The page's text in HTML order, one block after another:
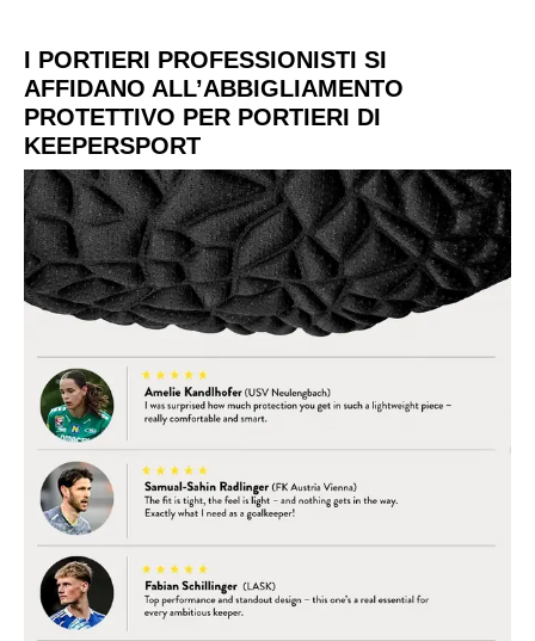
I PORTIERI PROFESSIONISTI SI
AFFIDANO ALL’ABBIGLIAMENTO
PROTETTIVO PER PORTIERI DI
KEEPERSPORT